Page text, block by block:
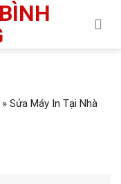
» Sửa Máy In Tại Nhà